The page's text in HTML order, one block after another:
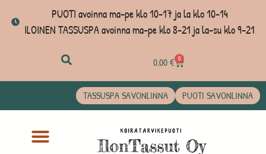
PUOTI avoinna ma-pe klo 10-17 ja la klo 10-14
ILOINEN TASSUSPA avoinna ma-pe klo 8-21 ja la-su klo 9-21
0,00€ 0
TASSUSPA SAVONLINNA PUOTI SAVONLINNA